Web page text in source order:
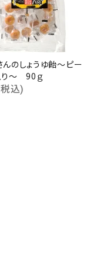
のしょうゆ飴～ピー
り～ 90ｇ
込)